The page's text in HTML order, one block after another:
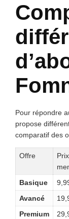
Pour répondre
propose
comparatif des
Offre
Prix
Basique
Avancé
Premium